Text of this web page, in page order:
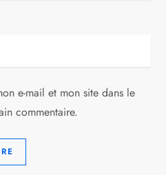
e-mail et mon site dans le
commentaire.